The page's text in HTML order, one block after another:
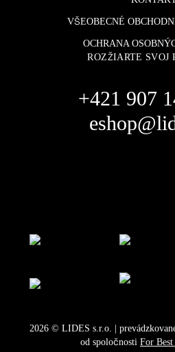
VŠEOBECNÉ
OCHRANA
ROZŽIARTE SVOJ
+421 907
2026 © LIDES s.r.o. |
od spoločnosti For Best